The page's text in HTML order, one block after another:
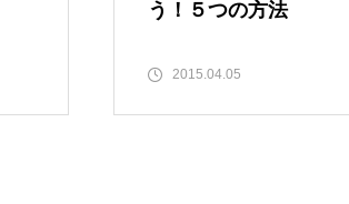
う！５つの方法
2015.04.05